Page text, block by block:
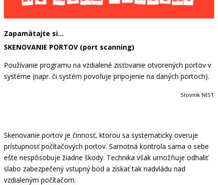
Zapamätajte si…
SKENOVANIE PORTOV (port scanning)
Používanie programu na vzdialené zisťovanie otvorených portov v
systéme (napr. či systém povoľuje pripojenie na daných portoch).
Slovník NIST
Skenovanie portov je činnosť, ktorou sa systematicky overuje
prístupnosť počítačových portov. Samotná kontrola sama o sebe
ešte nespôsobuje žiadne škody. Technika však umožňuje odhaliť
slabo zabezpečený vstupný bod a získať tak nadvládu nad
vzdialeným počítačom.